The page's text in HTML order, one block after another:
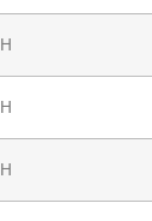
H
H
H